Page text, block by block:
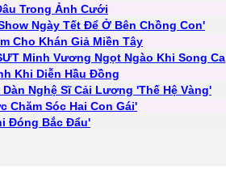
Trong Ảnh Cưới
Ngày Tết Để Ở Bên Chồng Con'
Cho Khán Giả Miền Tây
Minh Vương Ngọt Ngào Khi Song Ca
Khi Diễn Hầu Đồng
Nghệ Sĩ Cải Lương 'Thế Hệ Vàng'
Chăm Sóc Hai Con Gái'
Đóng Bắc Đẩu'